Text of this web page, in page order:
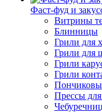
Фаст-фуд и
Витрины
Блинницы
Грили для
Грили для
Грили
Грили
Прессы для